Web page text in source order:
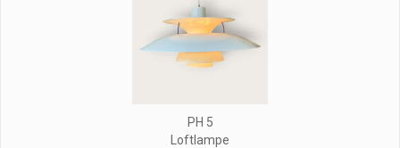
PH 5
Loftlampe